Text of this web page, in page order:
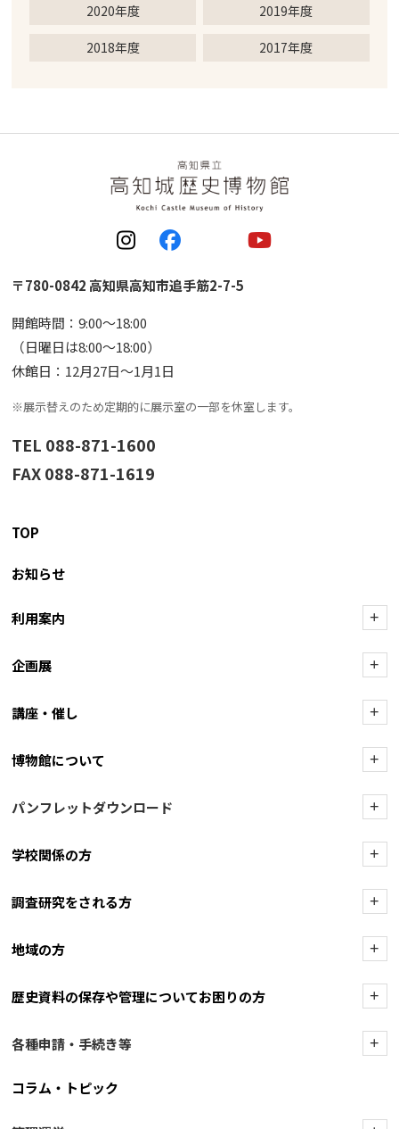
2020年度 2019年度
2018年度 2017年度
〒780-0842 高知県高知市追手筋2-7-5
開館時間：9:00〜18:00
（日曜日は8:00〜18:00）
休館日：12月27日〜1月1日
※展示替えのため定期的に展示室の一部を休室します。
TEL 088-871-1600
FAX 088-871-1619
TOP
お知らせ
利用案内 +
企画展 +
講座・催し +
博物館について +
パンフレットダウンロード +
学校関係の方 +
調査研究をされる方 +
地域の方 +
歴史資料の保存や管理についてお困りの方 +
各種申請・手続き等 +
コラム・トピック